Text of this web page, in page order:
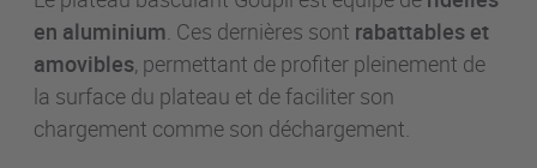
en aluminium . Ces dernières sont rabattables et
amovibles, permettant de profiter pleinement de
la surface du plateau et de faciliter son
chargement comme son déchargement.